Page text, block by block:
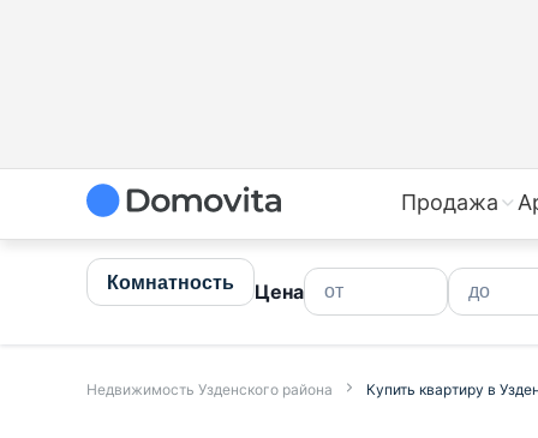
Продажа
Комнатность Цена
Недвижимость Узденского района Купить квартиру в